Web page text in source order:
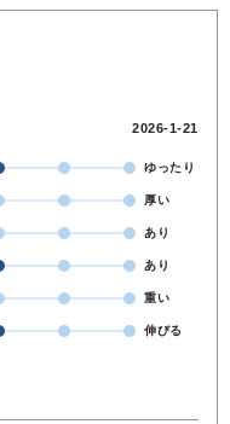
2026-1-21
ゆったり
厚い
あり
あり
重い
伸びる